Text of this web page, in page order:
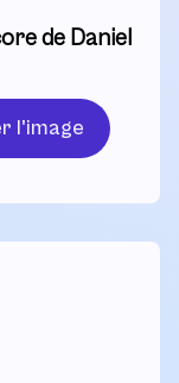
de Daniel
l'image